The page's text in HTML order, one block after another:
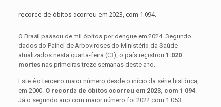
recorde de óbitos ocorreu em 2023, com 1.094.
O Brasil passou de mil óbitos por dengue em 2024. Segundo
dados do Painel de Arboviroses do Ministério da Saúde
atualizados nesta quarta-feira (03), o país registrou 1.020
mortes nas primeiras treze semanas deste ano.
Este é o terceiro maior número desde o início da série histórica,
em 2000. O recorde de óbitos ocorreu em 2023, com 1.094.
Já o segundo ano com maior número foi 2022 com 1.053.